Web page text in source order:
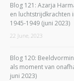
Blog 121: Azarja
en luchtstrijdkrachten
1945-1949 (juni 2023)
22 June, 2023
Blog 120:
als moment van
juni 2023)